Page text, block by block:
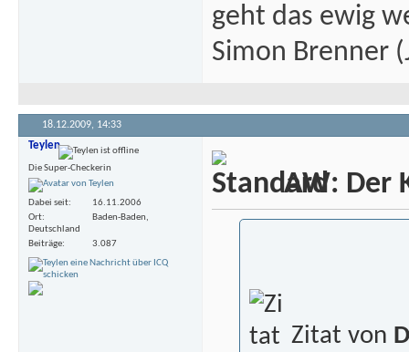
geht das ewig
Simon Brenner
18.12.2009, 14:33
Teylen
Die Super-Checkerin
Dabei seit
16.11.2006
Ort
Baden-Baden,
Deutschland
Beiträge
3.087
AW: Der
Zitat von